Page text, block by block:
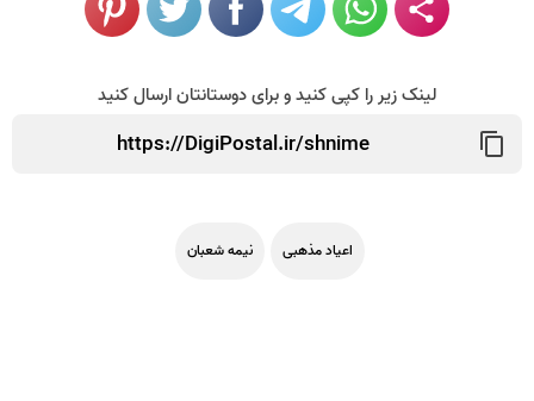
لینک زیر را کپی کنید و برای دوستانتان ارسال کنید
اعیاد مذهبی نیمه شعبان